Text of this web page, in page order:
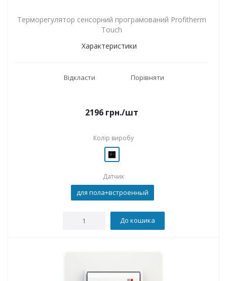
Терморегулятор сенсорний програмований Profitherm
Touch
Характеристики
Відкласти Порівняти
2196 грн./шт
Колір виробу
Датчик
для пола+встроенный
До кошика